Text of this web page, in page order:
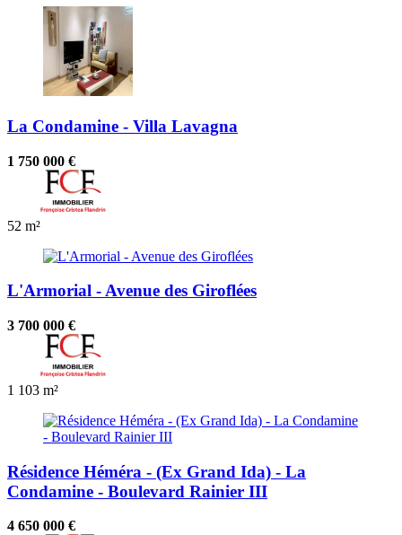
La Condamine - Villa Lavagna
1 750 000 €
52 m²
L'Armorial - Avenue des Giroflées
3 700 000 €
1 103 m²
Résidence Héméra - (Ex Grand Ida) - La
Condamine - Boulevard Rainier III
4 650 000 €